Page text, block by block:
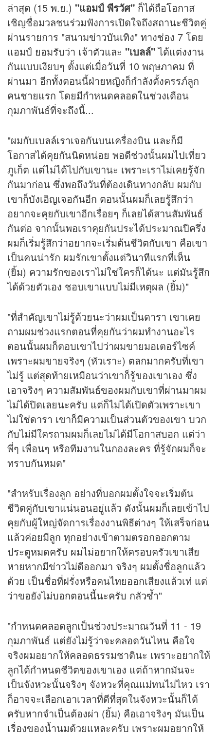
ล่าสุด (15 พ.ย.) "แอมป์ พีรวัศ" ก็ได้ถือโอกาส
เชิญชื่อมวลชนร่วมฟังการเปิดใจถึงสถานะชีวิตคู่
ผ่านรายการ "สนามข่าวบันเทิง" ทางช่อง 7 โดย
แอมป์ ยอมรับว่า เจ้าตัวและ "เบลล์"ได้แต่งงาน
กันแบบเงียบๆ ตั้งแต่เมื่อวันที่ 10 พฤษภาคม ที่
ผ่านมา อีกทั้งตอนนี้ฝ่ายหญิงก็กำลังตั้งครรภ์ลูก
คนชายแรก โดยมีกำหนดคลอดในช่วงเดือน
กุมภาพันธ์ที่จะถึงนี้...
"ผมกับเบลล์เราเจอกันบนเครื่องบิน และก็มี
โอกาสได้คุยกันนิดหน่อย พอดีช่วงนั้นผมไปเที่ยว
ภูเก็ต แต่ไม่ได้ไปกับเขานะ เพราะเราไม่เคยรู้จัก
กันมาก่อน ซึ่งพอถึงวันที่ต้องเดินทางกลับ ผมกับ
เขาก็บังเอิญเจอกันอีก ตอนนั้นผมก็เลยรู้สึกว่า
อยากจะคุยกับเขาอีกเรื่อยๆ ก็เลยได้สานสัมพันธ์
กันต่อ จากนั้นพอเราคุยกันประได้ประมาณปีครึ่ง
ผมก็เริ่มรู้สึกว่าอยากจะเริ่มต้นชีวิตกับเขา คือเขา
เป็นคนน่ารัก ผมรักเขาตั้งแต่วินาทีแรกที่เห็น
(ยิ้ม) ความรักของเราไม่ใช่ใครก็ได้นะ แต่มันรู้สึก
ได้ด้วยตัวเอง ชอบเขาแบบไม่มีเหตุผล (ยิ้ม)"
"ที่สำคัญเขาไม่รู้ด้วยนะว่าผมเป็นดารา เขาเคย
ถามผมช่วงแรกตอนที่คุยกันว่าผมทำงานอะไร
ตอนนั้นผมก็ตอบเขาไปว่าผมขายมอเตอร์ไซค์
เพราะผมขายจริงๆ (หัวเราะ) ตลกมากครับที่เขา
ไม่รู้ แต่สุดท้ายเหมือนว่าเขาก็รู้ของเขาเอง ซึ่ง
เอาจริงๆ ความสัมพันธ์ของผมกับเขาที่ผ่านมาผม
ไม่ได้ปิดเลยนะครับ แต่ก็ไม่ได้เปิดตัวเพราะเขา
ไม่ใช่ดารา เขาก็มีความเป็นส่วนตัวของเขา บวก
กับไม่มีใครถามผมก็เลยไม่ได้มีโอกาสบอก แต่ว่า
พี่ๆ เพื่อนๆ หรือทีมงานในกองละคร ที่รู้จักผมก็จะ
ทราบกันหมด"
"สำหรับเรื่องลูก อย่างที่บอกผมตั้งใจจะเริ่มต้น
ชีวิตคู่กับเขาแน่นอนอยู่แล้ว ดังนั้นผมก็เลยเข้าไป
คุยกับผู้ใหญ่จัดการเรื่องงานพิธีต่างๆ ให้เสร็จก่อน
แล้วค่อยมีลูก ทุกอย่างเข้าตามตรอกออกตาม
ประตูหมดครับ ผมไม่อยากให้ครอบครัวเขาเสีย
หายหากมีข่าวไม่ดีออกมา จริงๆ ผมตั้งชื่อลูกแล้ว
ด้วย เป็นชื่อที่ฝรั่งหรือคนไทยออกเสียงแล้วเท่ แต่
ว่าขอยังไม่บอกตอนนี้นะครับ กลัวซ้ำ"
"กำหนดคลอดลูกเป็นช่วงประมาณวันที่ 11 - 19
กุมภาพันธ์ แต่ยังไม่รู้ว่าจะคลอดวันไหน คือใจ
จริงผมอยากให้คลอดธรรมชาตินะ เพราะอยากให้
ลูกได้กำหนดชีวิตของเขาเอง แต่ถ้าหากมันจะ
เป็นจังหวะนั้นจริงๆ จังหวะที่คุณแม่ทนไม่ไหว เรา
ก็อาจจะเลือกเอาเวลาที่ดีที่สุดในจังหวะนั้นก็ได้
ครับหากจำเป็นต้องผ่า (ยิ้ม) คือเอาจริงๆ มันเป็น
เรื่องของน้ำนมด้วยแหละครับ เพราะผมอยากให้